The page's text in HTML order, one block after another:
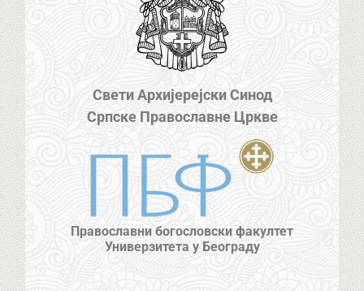
Свети Архијерејски Синод
Српске Православне Цркве
Православни богословски факултет
Универзитета у Београду